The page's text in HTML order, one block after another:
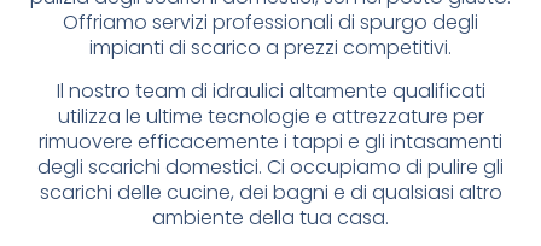
Offriamo servizi professionali di spurgo degli
impianti di scarico a prezzi competitivi.
Il nostro team di idraulici altamente qualificati
utilizza le ultime tecnologie e attrezzature per
rimuovere efficacemente i tappi e gli intasamenti
degli scarichi domestici. Ci occupiamo di pulire gli
scarichi delle cucine, dei bagni e di qualsiasi altro
ambiente della tua casa.